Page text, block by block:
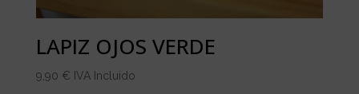
LAPIZ OJOS VERDE
9,90 € IVA Incluido